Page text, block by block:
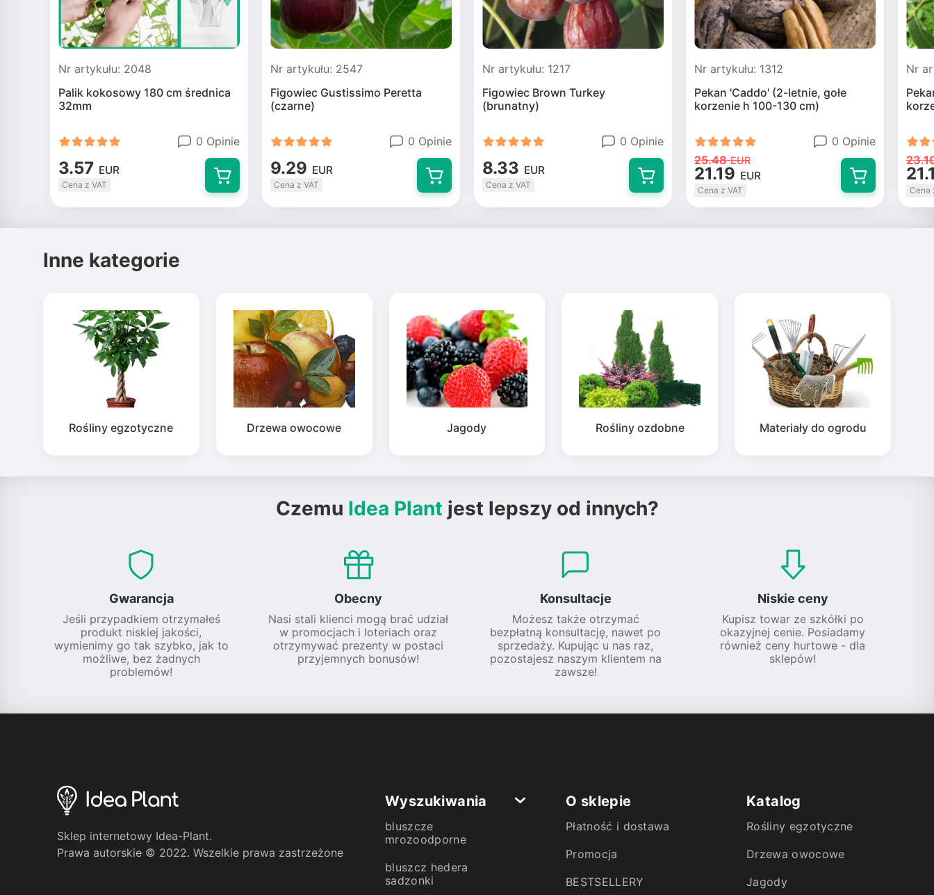
Nr artykułu: 2048
Palik kokosowy 180 cm średnica
32mm
0 Opinie
3.57 EUR
Cena z VAT
Nr artykułu: 2547
Figowiec Gustissimo Peretta
(czarne)
0 Opinie
9.29 EUR
Cena z VAT
Nr artykułu: 1217
Figowiec Brown Turkey
(brunatny)
0 Opinie
8.33 EUR
Cena z VAT
Nr artykułu: 1312
Pekan 'Caddo' (2-letnie, gołe
korzenie h 100-130 cm)
0 Opinie
25.48 EUR
21.19 EUR
Cena z VAT
Nr
Cena
Inne kategorie
Rośliny egzotyczne Drzewa owocowe Jagody Rośliny ozdobne Materiały do ogrodu
Czemu Idea Plant jest lepszy od innych?
Gwarancja
Jeśli przypadkiem otrzymałeś
produkt niskiej jakości,
wymienimy go tak szybko, jak to
możliwe, bez żadnych
problemów!
Obecny
Nasi stali klienci mogą brać udział
w promocjach i loteriach oraz
otrzymywać prezenty w postaci
przyjemnych bonusów!
Konsultacje
Możesz także otrzymać
bezpłatną konsultację, nawet po
sprzedaży. Kupując u nas raz,
pozostajesz naszym klientem na
zawsze!
Niskie ceny
Kupisz towar ze szkółki po
okazyjnej cenie. Posiadamy
również ceny hurtowe - dla
sklepów!
Sklep internetowy Idea-Plant.
Prawa autorskie © 2022. Wszelkie prawa zastrzeżone
Wyszukiwania
bluszcze
mrozoodporne
bluszcz hedera
sadzonki
O sklepie
Płatność i dostawa
Promocja
BESTSELLERY
Katalog
Rośliny egzotyczne
Drzewa owocowe
Jagody